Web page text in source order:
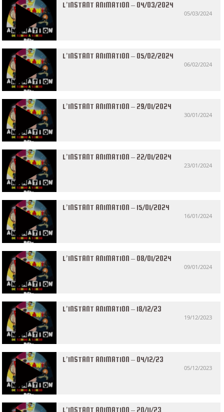
L’INSTANT ANIMATION – 04/03/2024
05/03/2024
L’INSTANT ANIMATION – 05/02/2024
06/02/2024
L’INSTANT ANIMATION – 29/01/2024
30/01/2024
L’INSTANT ANIMATION – 22/01/2024
23/01/2024
L’INSTANT ANIMATION – 15/01/2024
16/01/2024
L’INSTANT ANIMATION – 08/01/2024
09/01/2024
L’INSTANT ANIMATION – 18/12/23
19/12/2023
L’INSTANT ANIMATION – 04/12/23
05/12/2023
L’INSTANT ANIMATION – 20/11/23